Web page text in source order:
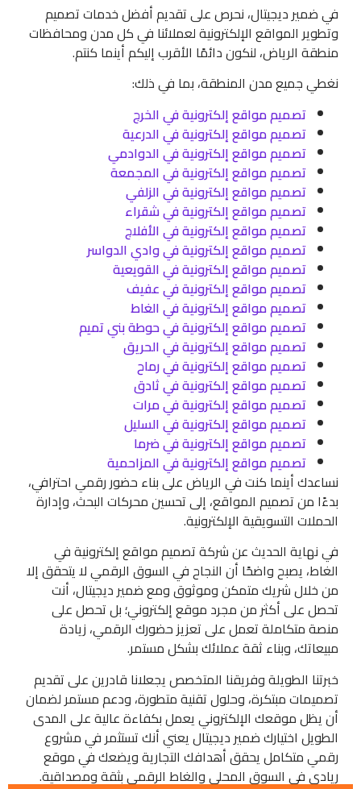
في ضمير ديجيتال، نحرص على تقديم أفضل خدمات تصميم
وتطوير المواقع الإلكترونية لعملائنا في كل مدن ومحافظات
منطقة الرياض، لنكون دائمًا الأقرب إليكم أينما كنتم.
نغطي جميع مدن المنطقة، بما في ذلك:
تصميم مواقع إلكترونية في الخرج
تصميم مواقع إلكترونية في الدرعية
تصميم مواقع إلكترونية في الدوادمي
تصميم مواقع إلكترونية في المجمعة
تصميم مواقع إلكترونية في الزلفي
تصميم مواقع إلكترونية في شقراء
تصميم مواقع إلكترونية في الأفلاج
تصميم مواقع إلكترونية في وادي الدواسر
تصميم مواقع إلكترونية في القويعية
تصميم مواقع إلكترونية في عفيف
تصميم مواقع إلكترونية في الغاط
تصميم مواقع إلكترونية في حوطة بني تميم
تصميم مواقع إلكترونية في الحريق
تصميم مواقع إلكترونية في رماح
تصميم مواقع إلكترونية في ثادق
تصميم مواقع إلكترونية في مرات
تصميم مواقع إلكترونية في السليل
تصميم مواقع إلكترونية في ضرما
تصميم مواقع إلكترونية في المزاحمية
نساعدك أينما كنت في الرياض على بناء حضور رقمي احترافي،
بدءًا من تصميم المواقع، إلى تحسين محركات البحث، وإدارة
الحملات التسويقية الإلكترونية.
في نهاية الحديث عن شركة تصميم مواقع إلكترونية في
الغاط، يصبح واضحًا أن النجاح في السوق الرقمي لا يتحقق إلا
من خلال شريك متمكن وموثوق ومع ضمير ديجيتال، أنت
تحصل على أكثر من مجرد موقع إلكتروني؛ بل تحصل على
منصة متكاملة تعمل على تعزيز حضورك الرقمي، زيادة
مبيعاتك، وبناء ثقة عملائك بشكل مستمر.
خبرتنا الطويلة وفريقنا المتخصص يجعلانا قادرين على تقديم
تصميمات مبتكرة، وحلول تقنية متطورة، ودعم مستمر لضمان
أن يظل موقعك الإلكتروني يعمل بكفاءة عالية على المدى
الطويل اختيارك ضمير ديجيتال يعني أنك تستثمر في مشروع
رقمي متكامل يحقق أهدافك التجارية ويضعك في موقع
ريادي في السوق المحلي والغاط الرقمي بثقة ومصداقية.